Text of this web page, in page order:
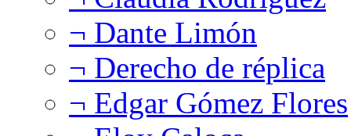
¬ Dante Limón
¬ Derecho de réplica
¬ Edgar Gómez Flores